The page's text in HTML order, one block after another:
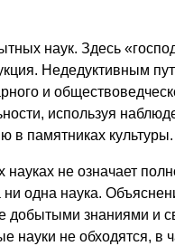
наук. Здесь
Недедуктивным
и
используя
в памятниках культуры.
не означает
одна наука.
добыты­ми знаниями и
науки не обходятся, в